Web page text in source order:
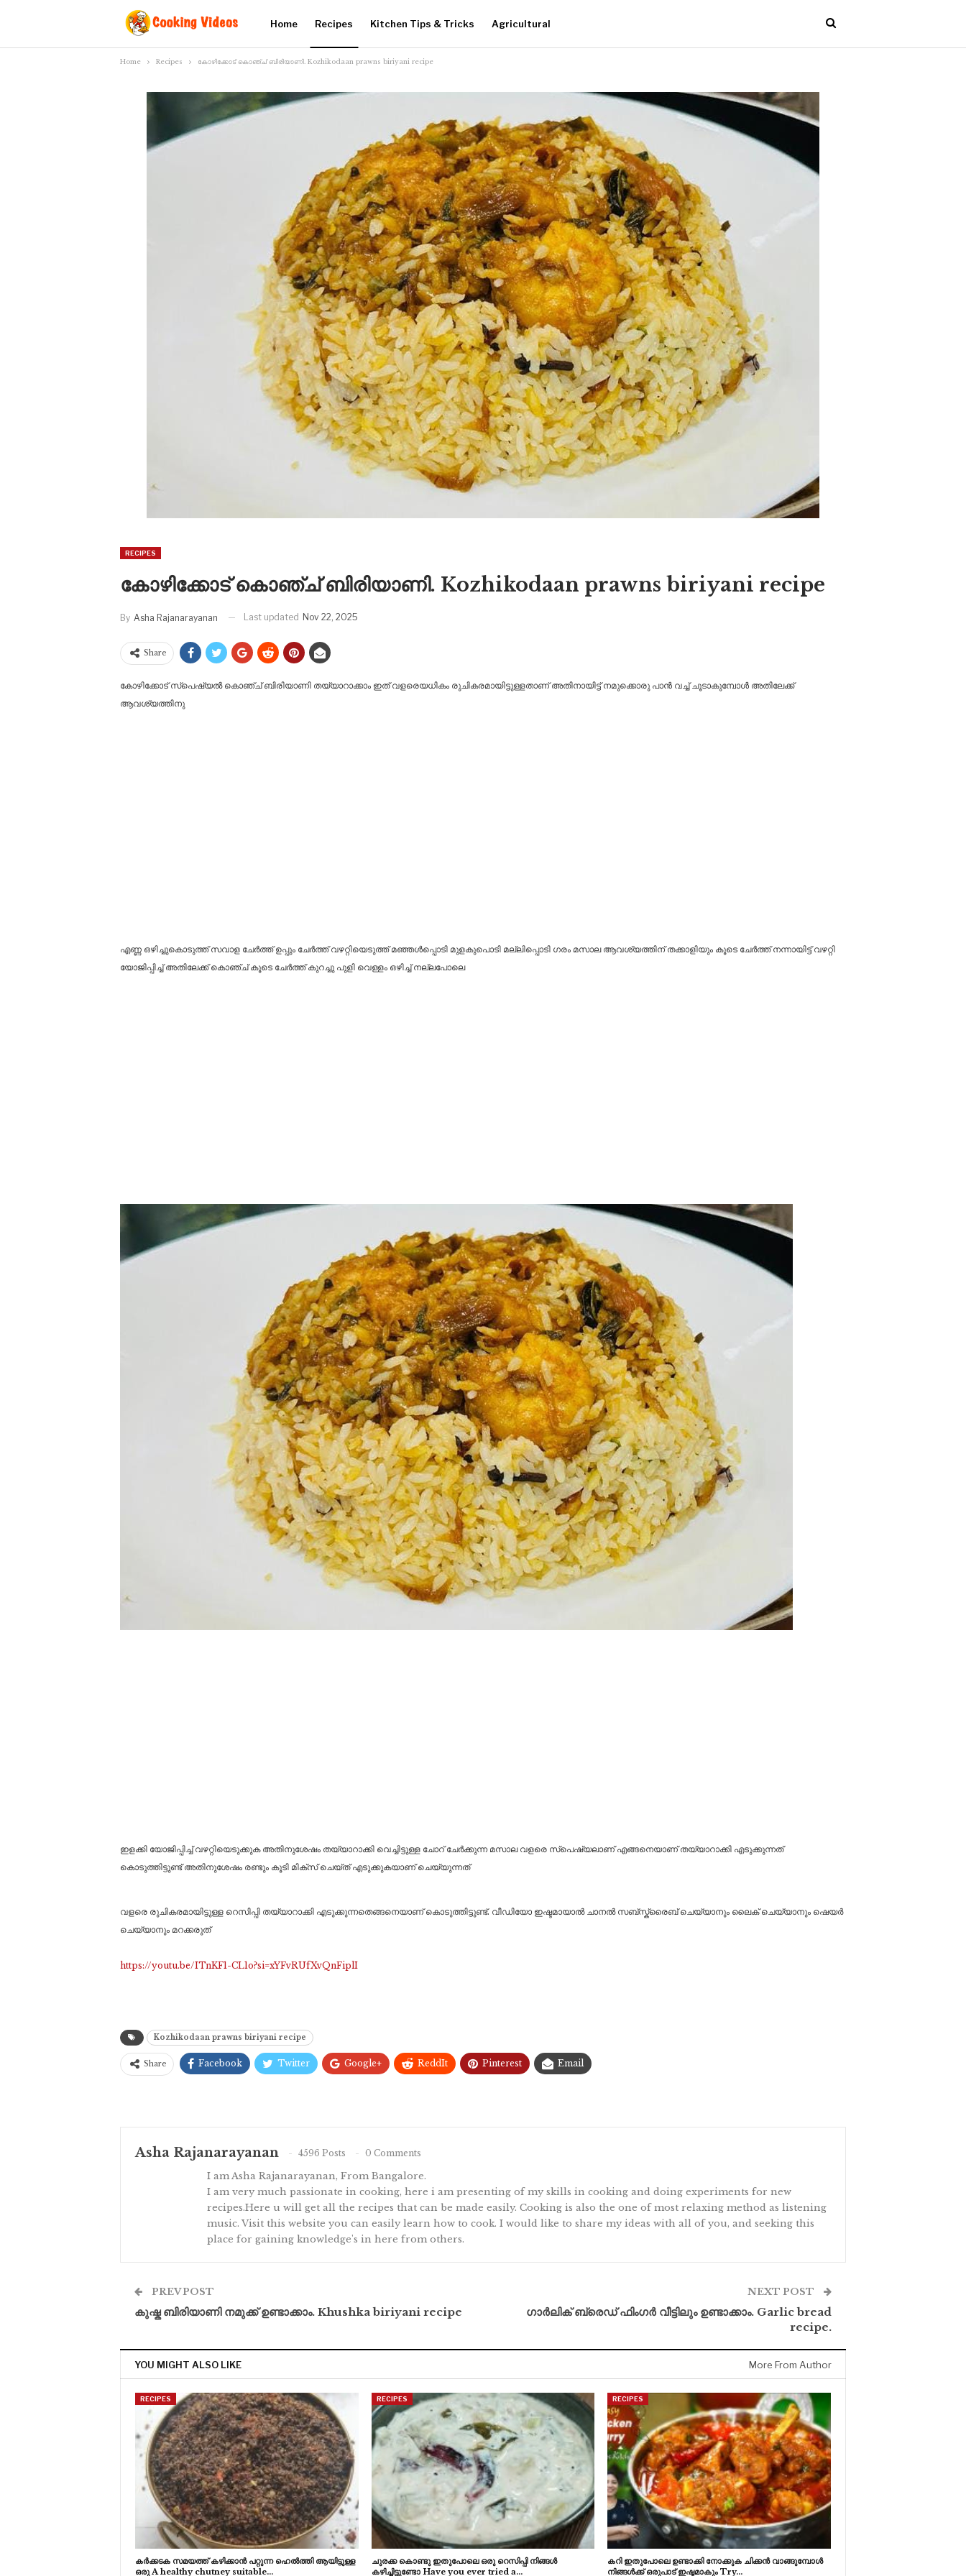
Home Recipes Kitchen Tips & Tricks Agricultural
Home Recipes കോഴിക്കോട് കൊഞ്ച് ബിരിയാണി. Kozhikodaan prawns biriyani recipe
RECIPES
കോഴിക്കോട് കൊഞ്ച് ബിരിയാണി. Kozhikodaan prawns biriyani recipe
By Asha Rajanarayanan Last updated Nov 22, 2025
Share
കോഴിക്കോട് സ്പെഷ്യൽ കൊഞ്ച് ബിരിയാണി തയ്യാറാക്കാം ഇത് വളരെയധികം രുചികരമായിട്ടുള്ളതാണ് അതിനായിട്ട് നമുക്കൊരു പാൻ വച്ച് ചൂടാകുമ്പോൾ അതിലേക്ക്
ആവശ്യത്തിനു
എണ്ണ ഒഴിച്ചുകൊടുത്ത് സവാള ചേർത്ത് ഉപ്പും ചേർത്ത് വഴറ്റിയെടുത്ത് മഞ്ഞൾപ്പൊടി മുളകുപൊടി മല്ലിപ്പൊടി ഗരം മസാല ആവശ്യത്തിന് തക്കാളിയും കൂടെ ചേർത്ത് നന്നായിട്ട് വഴറ്റി
യോജിപ്പിച്ച് അതിലേക്ക് കൊഞ്ച് കൂടെ ചേർത്ത് കുറച്ചു പുളി വെള്ളം ഒഴിച്ച് നല്ലപോലെ
ഇളക്കി യോജിപ്പിച്ച് വഴറ്റിയെടുക്കുക അതിനുശേഷം തയ്യാറാക്കി വെച്ചിട്ടുള്ള ചോറ് ചേർക്കുന്ന മസാല വളരെ സ്പെഷ്യലാണ് എങ്ങനെയാണ് തയ്യാറാക്കി എടുക്കുന്നത്
കൊടുത്തിട്ടുണ്ട് അതിനുശേഷം രണ്ടും കൂടി മിക്സ് ചെയ്ത് എടുക്കുകയാണ് ചെയ്യുന്നത്
വളരെ രുചികരമായിട്ടുള്ള റെസിപ്പി തയ്യാറാക്കി എടുക്കുന്നതെങ്ങനെയാണ് കൊടുത്തിട്ടുണ്ട്. വീഡിയോ ഇഷ്ടമായാൽ ചാനൽ സബ്സ്ക്രൈബ് ചെയ്യാനും ലൈക് ചെയ്യാനും ഷെയർ
ചെയ്യാനും മറക്കരുത്
https://youtu.be/ITnKF1-CL1o?si=xYFvRUfXvQnFiplI
Kozhikodaan prawns biriyani recipe
Share Facebook Twitter Google+ ReddIt Pinterest Email
Asha Rajanarayanan 4596 Posts 0 Comments
I am Asha Rajanarayanan, From Bangalore.
I am very much passionate in cooking, here i am presenting of my skills in cooking and doing experiments for new
recipes.Here u will get all the recipes that can be made easily. Cooking is also the one of most relaxing method as listening
music. Visit this website you can easily learn how to cook. I would like to share my ideas with all of you, and seeking this
place for gaining knowledge's in here from others.
PREV POST
കുഷ്ക ബിരിയാണി നമുക്ക് ഉണ്ടാക്കാം. Khushka biriyani recipe
NEXT POST
ഗാർലിക് ബ്രെഡ് ഫിംഗർ വീട്ടിലും ഉണ്ടാക്കാം. Garlic bread
recipe.
YOU MIGHT ALSO LIKE More From Author
RECIPES
കർക്കടക സമയത്ത് കഴിക്കാൻ പറ്റുന്ന ഹെൽത്തി ആയിട്ടുള്ള
ഒരു A healthy chutney suitable…
RECIPES
ചുരക്ക കൊണ്ടു ഇതുപോലെ ഒരു റെസിപ്പി നിങ്ങൾ
കഴിച്ചിട്ടുണ്ടോ Have you ever tried a…
RECIPES
കറി ഇതുപോലെ ഉണ്ടാക്കി നോക്കുക ചിക്കൻ വാങ്ങുമ്പോൾ
നിങ്ങൾക്ക് ഒരുപാട് ഇഷ്ടമാകും Try…